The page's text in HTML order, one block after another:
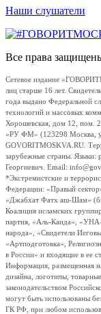
Наши слушатели
Все права
Сетевое издание
лиц старше 16 лет.
года выдано Федеральной
технологий и массовых
Хорошевская, дом 12, пом.
«РУ ФМ» (123298 Москва,
GOVORITMOSKVA.RU.
зарубежные страны. Языки:
Георгиевич. Email:
*Экстремистские и
Федерации: «Правый
«Джабхат Фатх аш-Шам»
Коалиция исламских
партия, «Аль-Каида»,
народа», «Свидетели
«Артподготовка»,
в России» и входящие в ее
Информация, размещенная
дизайна, логотипы,
законодательством
могут быть использованы
ГК РФ, при любом